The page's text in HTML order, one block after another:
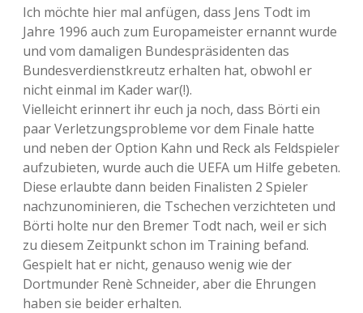
Ich möchte hier mal anfügen, dass Jens Todt im
Jahre 1996 auch zum Europameister ernannt wurde
und vom damaligen Bundespräsidenten das
Bundesverdienstkreutz erhalten hat, obwohl er
nicht einmal im Kader war(!).
Vielleicht erinnert ihr euch ja noch, dass Börti ein
paar Verletzungsprobleme vor dem Finale hatte
und neben der Option Kahn und Reck als Feldspieler
aufzubieten, wurde auch die UEFA um Hilfe gebeten.
Diese erlaubte dann beiden Finalisten 2 Spieler
nachzunominieren, die Tschechen verzichteten und
Börti holte nur den Bremer Todt nach, weil er sich
zu diesem Zeitpunkt schon im Training befand.
Gespielt hat er nicht, genauso wenig wie der
Dortmunder Renè Schneider, aber die Ehrungen
haben sie beider erhalten.